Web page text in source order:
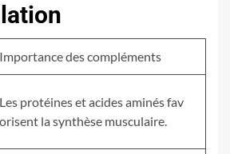
Importance des compléments
Les protéines et acides aminés fav
orisent la synthèse musculaire.